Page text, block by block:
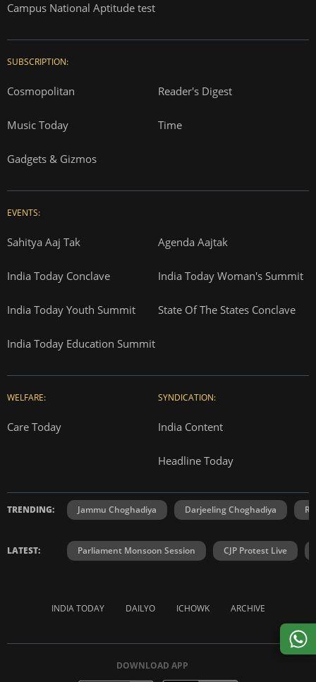
Campus National Aptitude test
SUBSCRIPTION:
Cosmopolitan Reader's Digest
Music Today Time
Gadgets & Gizmos
EVENTS:
Sahitya Aaj Tak Agenda Aajtak
India Today Conclave India Today Woman's Summit
India Today Youth Summit State Of The States Conclave
India Today Education Summit
WELFARE:
Care Today
SYNDICATION:
India Content
Headline Today
TRENDING: Jammu Choghadiya Darjeeling Choghadiya
LATEST: Parliament Monsoon Session CJP Protest Live
INDIA TODAY DAILYO ICHOWK ARCHIVE
DOWNLOAD APP